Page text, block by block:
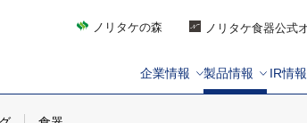
ノリタケの森 ノリタケ食器公式
企業情報 製品情報 IR情報